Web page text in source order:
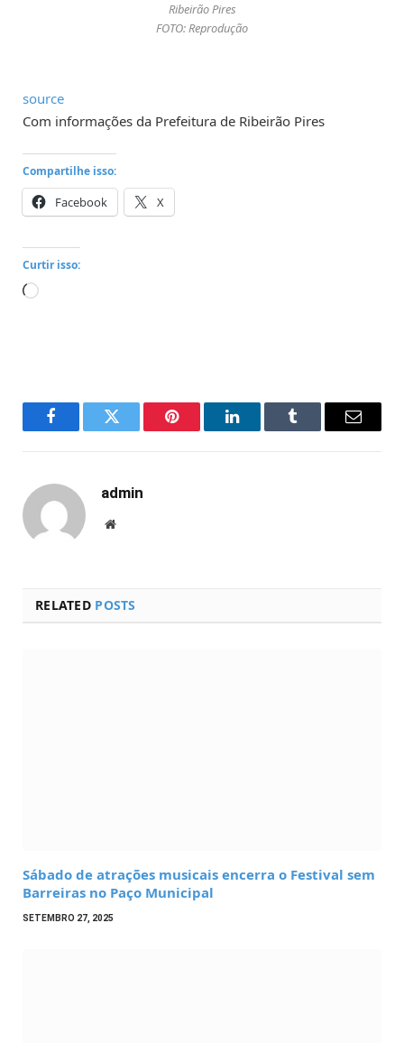
Ribeirão Pires
FOTO: Reprodução
source
Com informações da Prefeitura de Ribeirão Pires
Compartilhe isso:
Facebook X
Curtir isso:
Carregando...
FacebookTwitter Pinterest LinkedInTumblr Email
admin
Website
RELATED POSTS
Sábado de atrações musicais encerra o Festival sem
Barreiras no Paço Municipal
SETEMBRO 27, 2025